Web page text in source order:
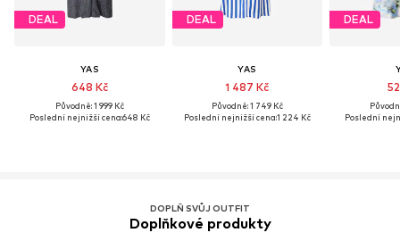
DEAL
YAS
648 Kč
Původně: 1 999 Kč
Poslední nejnižší cena:648 Kč
DEAL
YAS
1 487 Kč
Původně: 1 749 Kč
Poslední nejnižší cena:1 224 Kč
DEAL
Poslední
DOPLŇ SVŮJ OUTFIT
Doplňkové produkty